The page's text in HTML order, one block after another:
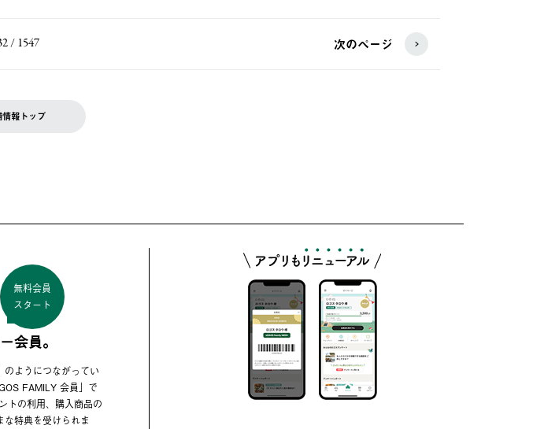
/ 1547 次のページ
報トップ
無料会員
スタート
会員。
のようにつながってい
FAMILY 会員」で
トの利用、購入商品の
特典を受けられま